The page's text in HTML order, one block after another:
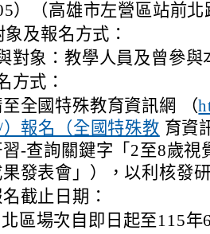
）（高雄市左營區站前
象及報名方式：
對象：教學人員及曾參
方式：
至全國特殊教育資訊網 （
報名（全國特殊教 育資
-查詢關鍵字「2至8歲視
果發表會」），以利核發
截止日期：
北區場次自即日起至115